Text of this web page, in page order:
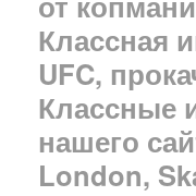
Классная
UFC,
Классные
нашего
London,